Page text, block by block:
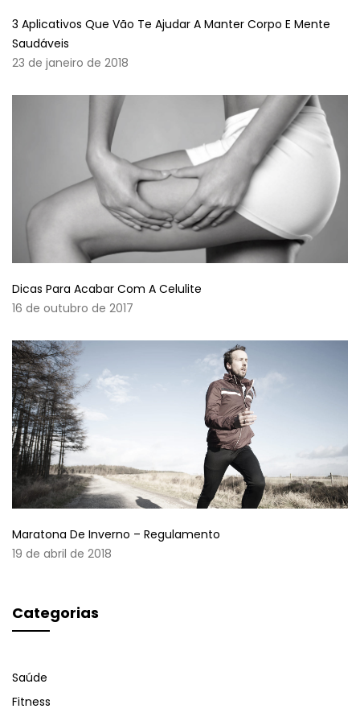
3 Aplicativos Que Vão Te Ajudar A Manter Corpo E Mente
Saudáveis
23 de janeiro de 2018
Dicas Para Acabar Com A Celulite
16 de outubro de 2017
Maratona De Inverno – Regulamento
19 de abril de 2018
Categorias
Saúde
Fitness